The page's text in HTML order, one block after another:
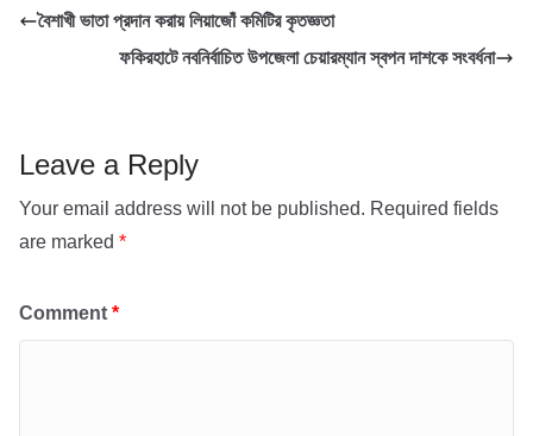
o
e
s
i
a
r
বৈশাখী ভাতা প্রদান করায় লিয়াজোঁ কমিটির কৃতজ্ঞতা
ফকিরহাটে নবনির্বাচিত উপজেলা চেয়ারম্যান স্বপন দাশকে সংবর্ধনা
Leave a Reply
Your email address will not be published. Required fields
are marked *
Comment *